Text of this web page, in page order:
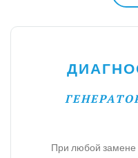
При любой замене